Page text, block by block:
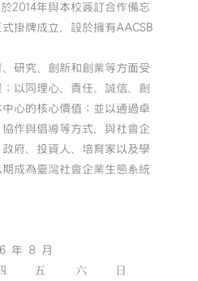
2014年與本校簽訂合作備忘
掛牌成立，設於擁有AACSB
研究、創新和創業等方面受
以同理心、責任、誠信、創
心的核心價值；並以通過卓
作與倡導等方式，與社會企
府、投資人、培育家以及學
成為臺灣社會企業生態系統
年 8 月
五 六 日